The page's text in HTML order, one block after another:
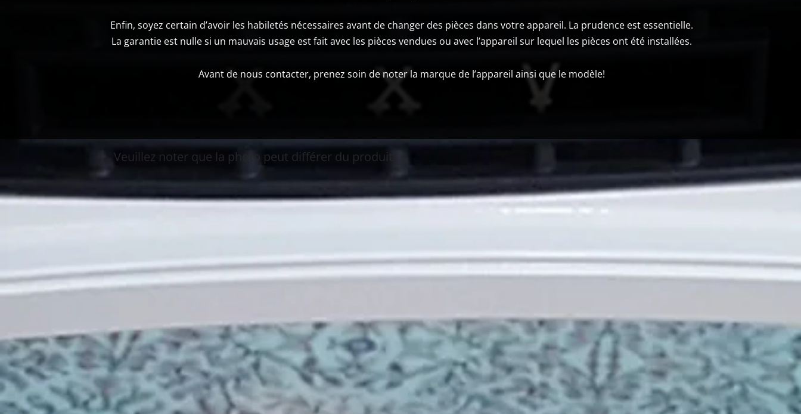
Enfin, soyez certain d’avoir les habiletés nécessaires avant de changer des pièces dans votre appareil. La prudence est essentielle.
La garantie est nulle si un mauvais usage est fait avec les pièces vendues ou avec l’appareil sur lequel les pièces ont été installées.
Avant de nous contacter, prenez soin de noter la marque de l’appareil ainsi que le modèle!
Veuillez noter que la photo peut différer du produit.